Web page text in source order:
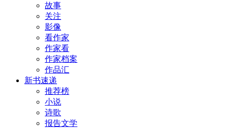
故事
关注
影像
看作家
作家看
作家档案
作品汇
新书速递
推荐榜
小说
诗歌
报告文学